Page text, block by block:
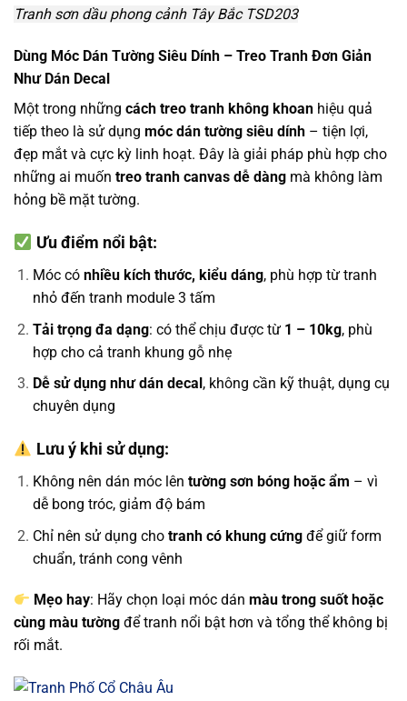
Tranh sơn dầu phong cảnh Tây Bắc TSD203
Dùng Móc Dán Tường Siêu Dính – Treo Tranh Đơn Giản
Như Dán Decal
Một trong những cách treo tranh không khoan hiệu quả
tiếp theo là sử dụng móc dán tường siêu dính – tiện lợi,
đẹp mắt và cực kỳ linh hoạt. Đây là giải pháp phù hợp cho
những ai muốn treo tranh canvas dễ dàng mà không làm
hỏng bề mặt tường.
Ưu điểm nổi bật:
Móc có nhiều kích thước, kiểu dáng, phù hợp từ tranh
nhỏ đến tranh module 3 tấm
Tải trọng đa dạng: có thể chịu được từ 1 – 10kg, phù
hợp cho cả tranh khung gỗ nhẹ
Dễ sử dụng như dán decal , không cần kỹ thuật, dụng cụ
chuyên dụng
Lưu ý khi sử dụng:
Không nên dán móc lên tường sơn bóng hoặc ẩm – vì
dễ bong tróc, giảm độ bám
Chỉ nên sử dụng cho tranh có khung cứngđể giữ form
chuẩn, tránh cong vênh
Mẹo hay: Hãy chọn loại móc dánmàu trong suốt hoặc
cùng màu tường để tranh nổi bật hơn và tổng thể không bị
rối mắt.